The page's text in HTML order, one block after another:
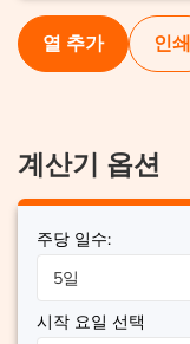
열 추가 인쇄
계산기 옵션
주당 일수:
시작 요일 선택